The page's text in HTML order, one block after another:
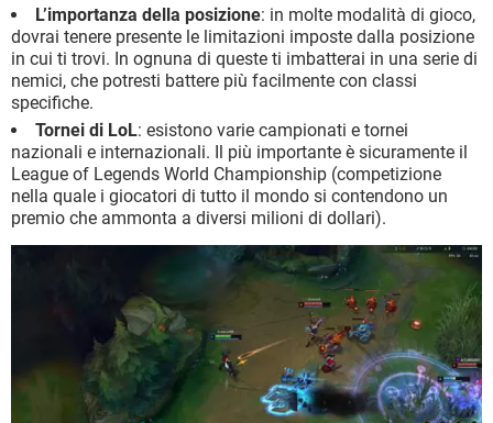
L’importanza della posizione: in molte modalità di gioco,
dovrai tenere presente le limitazioni imposte dalla posizione
in cui ti trovi. In ognuna di queste ti imbatterai in una serie di
nemici, che potresti battere più facilmente con classi
specifiche.
Tornei di LoL: esistono varie campionati e tornei
nazionali e internazionali. Il più importante è sicuramente il
League of Legends World Championship (competizione
nella quale i giocatori di tutto il mondo si contendono un
premio che ammonta a diversi milioni di dollari).